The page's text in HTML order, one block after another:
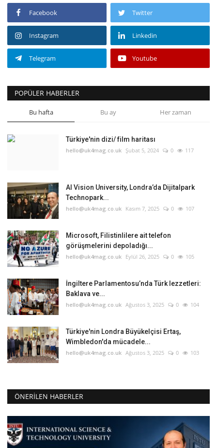
Facebook Twitter
Instagram Linkedin
Telegram Youtube
POPÜLER HABERLER
Bu hafta Bu ay Her zaman
Türkiye'nin dizi/ film haritası
hello@uk4mag.co.uk Şubat 5, 2024 0 117
AI Vision University, Londra’da Dijitalpark
Technopark...
hello@uk4mag.co.uk Kasım 7, 2025 0 107
Microsoft, Filistinlilere ait telefon
görüşmelerini depoladığı...
hello@uk4mag.co.uk Eylül 26, 2025 0 105
İngiltere Parlamentosu’nda Türk lezzetleri:
Baklava ve...
hello@uk4mag.co.uk Ağustos 3, 2025 0 104
Türkiye'nin Londra Büyükelçisi Ertaş,
Wimbledon'da mücadele...
hello@uk4mag.co.uk Ağustos 3, 2025 0 103
ÖNERILEN HABERLER